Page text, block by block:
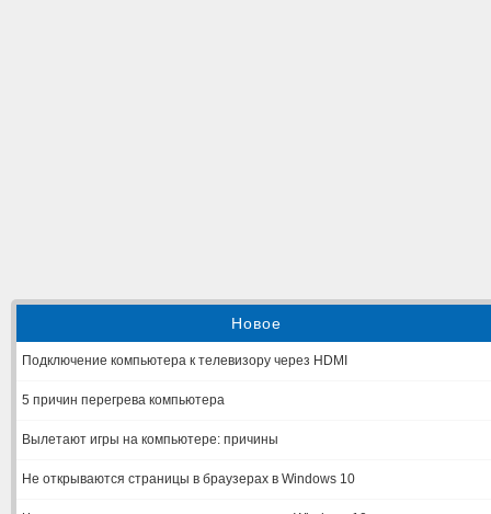
Новое
Подключение компьютера к телевизору через HDMI
5 причин перегрева компьютера
Вылетают игры на компьютере: причины
Не открываются страницы в браузерах в Windows 10